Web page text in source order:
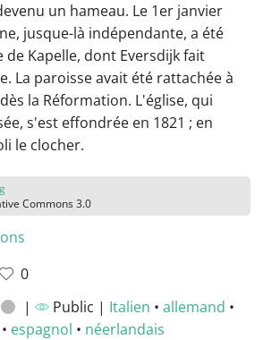
un hameau. Le 1er janvier
jusque-là indépendante, a été
de Kapelle, dont Eversdijk fait
La paroisse avait été rattachée à
la Réformation. L'église, qui
s'est effondrée en 1821 ; en
le clocher.
Commons 3.0
0
| Public | Italien • allemand •
• espagnol • néerlandais